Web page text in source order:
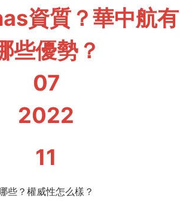
資質？華中航有
些優勢？
07
2022
11
些？權威性怎么樣？